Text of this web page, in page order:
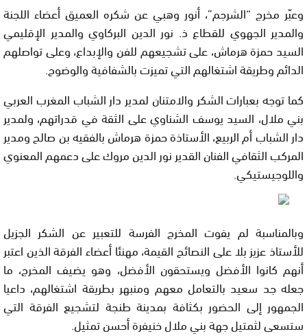
وعبّر مخرج “الشرجم”، أنور وهبي عن شكره العميق أعضاء اللجنة
والمدير الجهوي للقطاع ذ. نور الدين البركاوي والمدير الإقليمي
السيد حمزة هرماش، على تشجيعهم للفن والإبداع، وعلى تواصلهم
الدائم وطريقة اشتغالهم التي تميزت بالشفافية والوضوح.
كما توجه بعبارات الشكر والامتنان لمدير دار الشباب المغرب العربي
بني ملال، السيد يوسف الشناوي على الثقة في قدراتهم، ولمدير
دار الشباب أم الربيع، الأستاذة حمزة هرماش بالفقيه بن صالح ومدير
المركب الثقافي الفنان القدير نور الدين مروك على دعمهم المعنوي
واللوجيستيكي.
وبالمناسبة لم يفوت المخرج الفرسة للتعبير عن الشكر الجزيل
للأستاذ عزيز بلا على النصائح القيمة، مهنئا أعضاء الفرقة الذين اعتبر
أنهم كانوا الأفضل ويستحقون الأفضل، وهو يضيف المخرج، ما
جعله جد سعيد بالتعامل معهم ومنبهر بطريقة اشتغالهم، داعيا
الجمهور إلى الحضور بكثافة بمدينة طنجة لتشجيع الفرقة التي
ستسعى لثمتيل جهة بني ملال خنيفرة أحسن تمثيل.